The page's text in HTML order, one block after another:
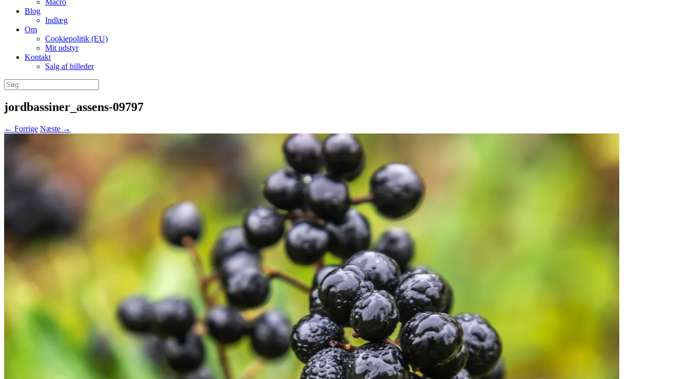
Macro
Blog
Indlæg
Om
Cookiepolitik (EU)
Mit udstyr
Kontakt
Salg af billeder
Søg
efter:
jordbassiner_assens-09797
← Forrige Næste →